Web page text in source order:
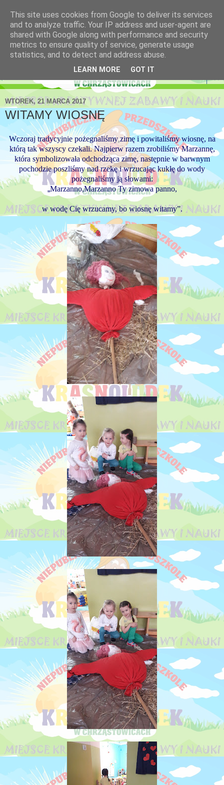
Niepubliczne Przedszkole
Krasnoludek
WTOREK, 21 MARCA 2017
WITAMY WIOSNĘ
Wczoraj tradycyjnie pożegnaliśmy zimę i powitaliśmy wiosnę, na
którą tak wszyscy czekali. Najpierw razem zrobiliśmy Marzannę,
która symbolizowała odchodząca zimę, następnie w barwnym
pochodzie poszliśmy nad rzekę i wrzucając kukłę do wody
pożegnaliśmy ją słowami:
„Marzanno,Marzanno Ty zimowa panno,
w wodę Cię wrzucamy, bo wiosnę witamy”.
This site uses cookies from Google to deliver its services
and to analyze traffic. Your IP address and user-agent are
shared with Google along with performance and security
metrics to ensure quality of service, generate usage
statistics, and to detect and address abuse.
LEARN MORE GOT IT